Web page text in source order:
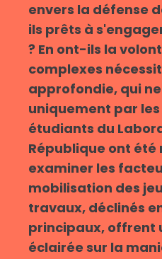
envers la défense
ils prêts à
? En ont-ils la
complexes
approfondie, qui
uniquement par
étudiants du
République ont été
examiner les
mobilisation des
travaux, déclinés
principaux, offrent
éclairée sur la